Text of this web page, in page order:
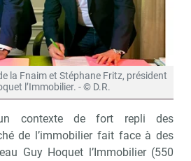
la Fnaim et Stéphane Fritz, président
l’Immobilier. - © D.R.
contexte de fort repli des
de l’immobilier fait face à des
Guy Hoquet l’Immobilier (550